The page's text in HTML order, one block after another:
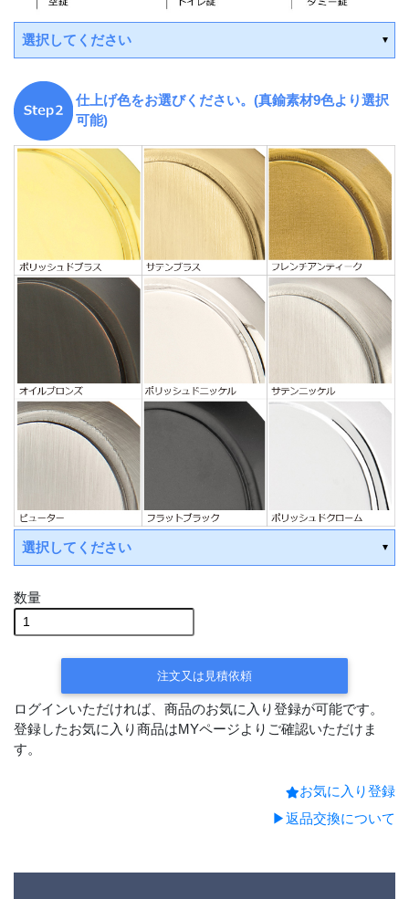
選択してください
仕上げ色をお選びください。(真鍮素材9色より選択
可能)
選択してください
数量
注文又は見積依頼
ログインいただければ、商品のお気に入り登録が可能です。
登録したお気に入り商品はMYページよりご確認いただけま
す。
お気に入り登録
▶返品交換について